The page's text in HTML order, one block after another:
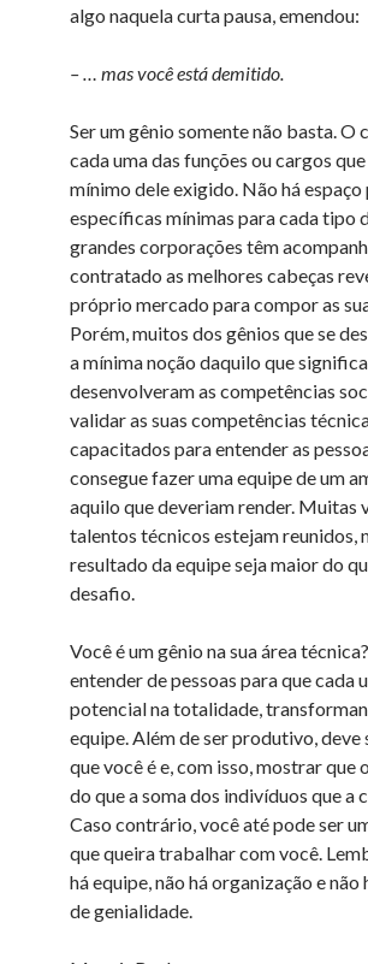
algo naquela curta pausa, emendou:
– … mas você está demitido.
Ser um gênio somente não basta.
cada uma das funções ou cargos
mínimo dele exigido. Não há
específicas mínimas para cada tipo
grandes corporações têm
contratado as melhores cabeças
próprio mercado para compor as
Porém, muitos dos gênios que se
a mínima noção daquilo que
desenvolveram as competências
validar as suas competências
capacitados para entender as
consegue fazer uma equipe de um
aquilo que deveriam render. Muitas
talentos técnicos estejam reunidos,
resultado da equipe seja maior do
desafio.
Você é um gênio na sua área
entender de pessoas para que cada
potencial na totalidade,
equipe. Além de ser produtivo,
que você é e, com isso, mostrar que
do que a soma dos indivíduos que a
Caso contrário, você até pode ser
que queira trabalhar com você.
há equipe, não há organização e
de genialidade.